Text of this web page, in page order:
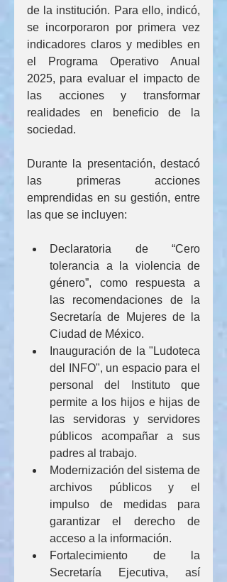
de la institución. Para ello, indicó,
se incorporaron por primera vez
indicadores claros y medibles en
el Programa Operativo Anual
2025, para evaluar el impacto de
las acciones y transformar
realidades en beneficio de la
sociedad.
Durante la presentación, destacó
las primeras acciones
emprendidas en su gestión, entre
las que se incluyen:
Declaratoria de “Cero
tolerancia a la violencia de
género”, como respuesta a
las recomendaciones de la
Secretaría de Mujeres de la
Ciudad de México.
Inauguración de la "Ludoteca
del INFO", un espacio para el
personal del Instituto que
permite a los hijos e hijas de
las servidoras y servidores
públicos acompañar a sus
padres al trabajo.
Modernización del sistema de
archivos públicos y el
impulso de medidas para
garantizar el derecho de
acceso a la información.
Fortalecimiento de la
Secretaría Ejecutiva, así